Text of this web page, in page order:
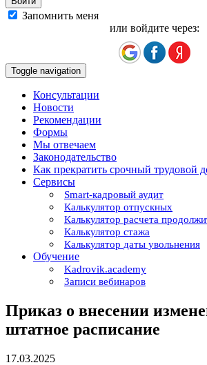
Запомнить меня
или войдите через:
Toggle navigation
Консультации
Новости
Рекомендации
Формы
Мы отвечаем
Законодательство
Как прекратить срочный трудовой
Сервисы
Smart-кадровый аудит
Калькулятор отпускных
Калькулятор расчета
Калькулятор стажа
Калькулятор даты увольнения
Обучение
Kadrovik.academy
Записи вебинаров
Приказ о внесении
штатное расписание
17.03.2025